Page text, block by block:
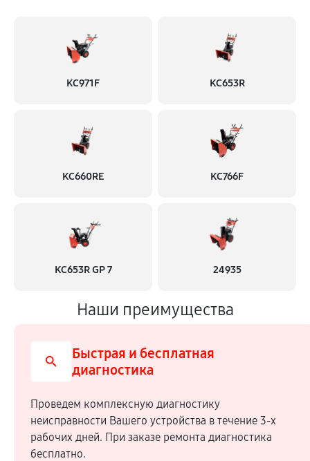
KC971F KC653R
KC660RE KC766F
KC653R GP 7 24935
Наши преимущества
Быстрая и бесплатная
диагностика
Проведем комплексную диагностику
неисправности Вашего устройства в течение 3-х
рабочих дней. При заказе ремонта диагностика
бесплатно.